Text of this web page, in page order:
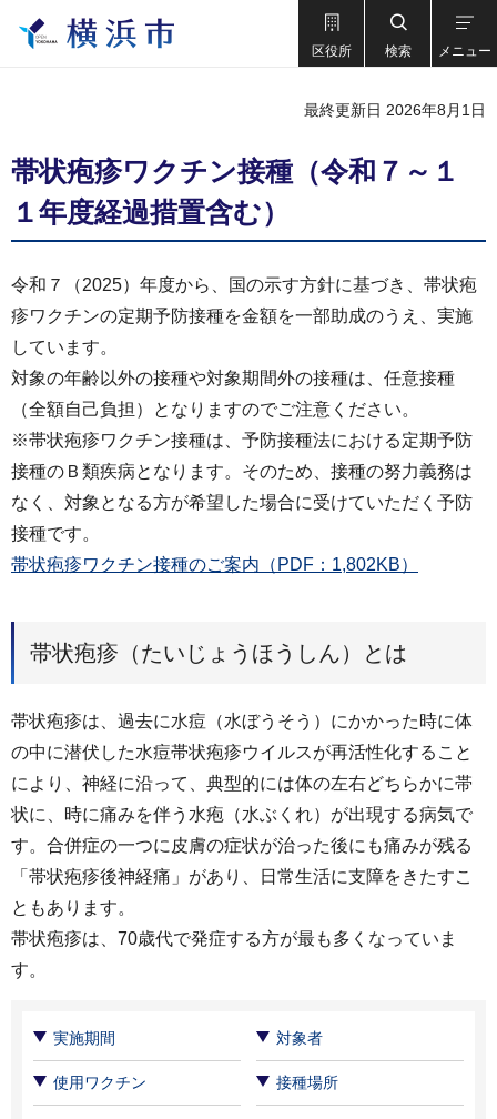
区役所 検索 メニュー
最終更新日 2026年8月1日
帯状疱疹ワクチン接種（令和７～１
１年度経過措置含む）
令和７（2025）年度から、国の示す方針に基づき、帯状疱
疹ワクチンの定期予防接種を金額を一部助成のうえ、実施
しています。
対象の年齢以外の接種や対象期間外の接種は、任意接種
（全額自己負担）となりますのでご注意ください。
※帯状疱疹ワクチン接種は、予防接種法における定期予防
接種のＢ類疾病となります。そのため、接種の努力義務は
なく、対象となる方が希望した場合に受けていただく予防
接種です。
帯状疱疹ワクチン接種のご案内（PDF：1,802KB）
帯状疱疹（たいじょうほうしん）とは
帯状疱疹は、過去に水痘（水ぼうそう）にかかった時に体
の中に潜伏した水痘帯状疱疹ウイルスが再活性化すること
により、神経に沿って、典型的には体の左右どちらかに帯
状に、時に痛みを伴う水疱（水ぶくれ）が出現する病気で
す。合併症の一つに皮膚の症状が治った後にも痛みが残る
「帯状疱疹後神経痛」があり、日常生活に支障をきたすこ
ともあります。
帯状疱疹は、70歳代で発症する方が最も多くなっていま
す。
実施期間 対象者
使用ワクチン 接種場所